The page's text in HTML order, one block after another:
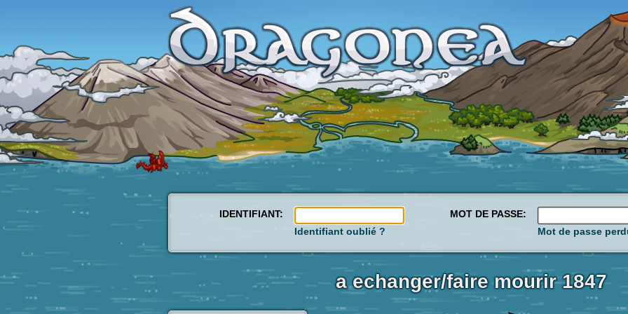
IDENTIFIANT:
Identifiant oublié ?
MOT DE PASSE:
Mot de passe
a echanger/faire mourir 1847